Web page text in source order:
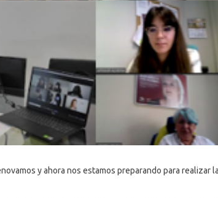
y ahora nos estamos preparando para